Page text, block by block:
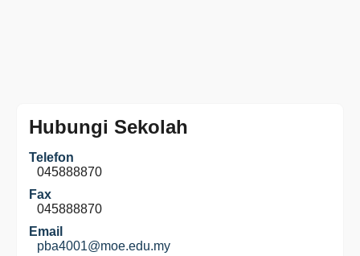
Hubungi Sekolah
Telefon
045888870
Fax
045888870
Email
pba4001@moe.edu.my